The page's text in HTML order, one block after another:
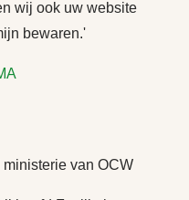
wij ook uw website
bewaren.'
van OCW